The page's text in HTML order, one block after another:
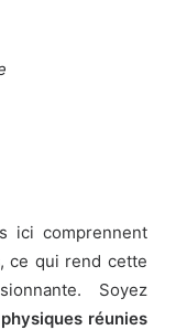
ici comprennent
, ce qui rend cette
Soyez
réunies